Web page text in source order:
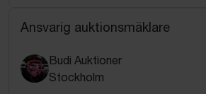
Ansvarig auktionsmäklare
Budi Auktioner
Stockholm